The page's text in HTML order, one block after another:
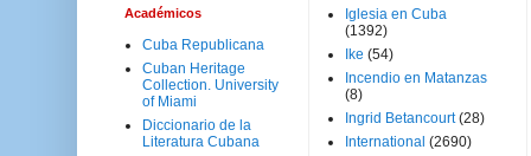
Académicos
Cuba Republicana
Cuban Heritage
Collection. University
of Miami
Diccionario de la
Literatura Cubana
Iglesia en Cuba
(1392)
Ike (54)
Incendio en Matanzas
(8)
Ingrid Betancourt (28)
International (2690)